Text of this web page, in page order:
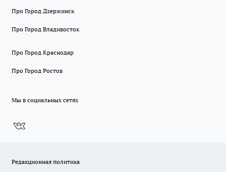
Про Город Дзержинск
Про Город Владивосток
Про Город Краснодар
Про Город Ростов
Мы в социальных сетях
Редакционная политика